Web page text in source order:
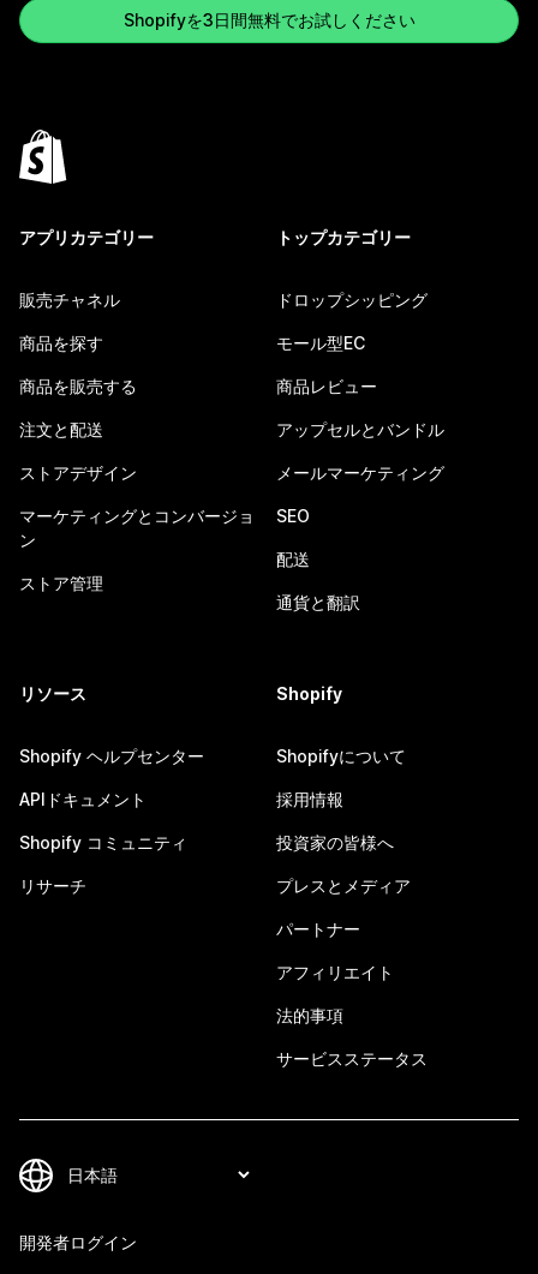
Shopifyを3日間無料でお試しください
アプリカテゴリー
販売チャネル
商品を探す
商品を販売する
注文と配送
ストアデザイン
マーケティングとコンバージョ
ン
ストア管理
トップカテゴリー
ドロップシッピング
モール型EC
商品レビュー
アップセルとバンドル
メールマーケティング
SEO
配送
通貨と翻訳
リソース
Shopify ヘルプセンター
APIドキュメント
Shopify コミュニティ
リサーチ
Shopify
Shopifyについて
採用情報
投資家の皆様へ
プレスとメディア
パートナー
アフィリエイト
法的事項
サービスステータス
開発者ログイン